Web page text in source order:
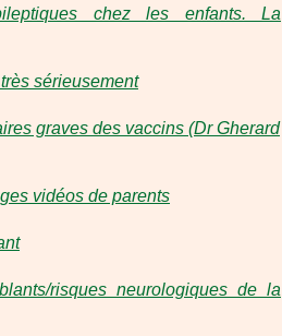
chez les enfants. La
sérieusement
graves des vaccins (Dr Gherard
vidéos de parents
risques neurologiques de la